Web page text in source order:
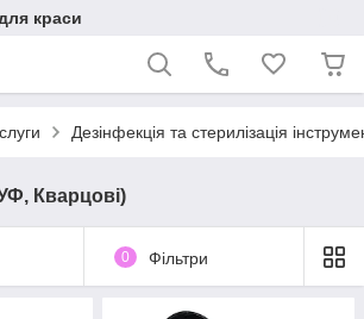
краси
Дезінфекція та стерилізація
Кварцові)
0 Фільтри